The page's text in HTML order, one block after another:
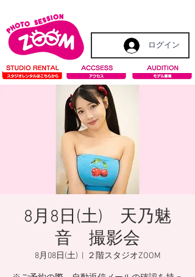
ログイン
8月8日(土) 天乃魅
音 撮影会
8月08日(土) ２階スタジオZOOM